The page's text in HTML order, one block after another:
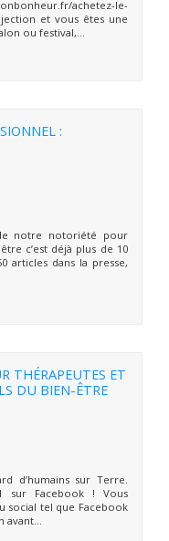
achetez-le-
et vous êtes une
ou festival,...
:
notre notoriété pour
c’est déjà plus de 10
articles dans la presse,
THÉRAPEUTES ET
DU BIEN-ÊTRE
d’humains sur Terre.
sur Facebook ! Vous
social tel que Facebook
avant...